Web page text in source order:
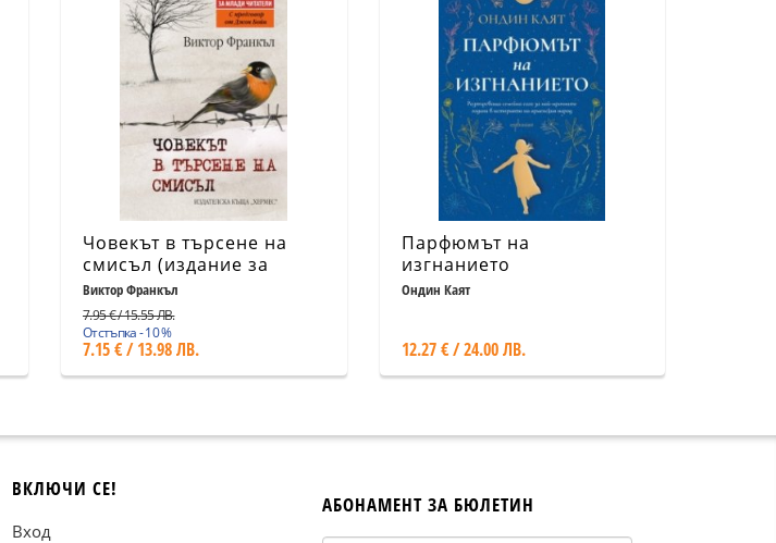
Човекът в търсене на
смисъл (издание за
млади читатели)
Виктор Франкъл
7.95 € / 15.55 ЛВ.
Отстъпка - 10 %
7.15 € / 13.98 ЛВ.
Парфюмът на
изгнанието
Ондин Каят
12.27 € / 24.00 ЛВ.
ВКЛЮЧИ СЕ!
Вход
АБОНАМЕНТ ЗА БЮЛЕТИН